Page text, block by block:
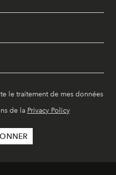
le traitement de mes données
de la Privacy Policy